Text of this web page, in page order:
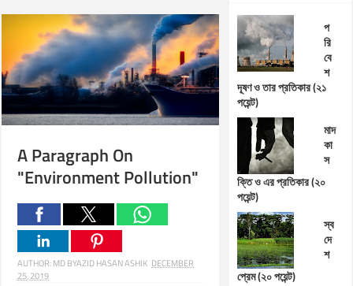
A Paragraph On
"Environment Pollution"
AUTHOR:MD BYAZID HASAN ASHIK DECEMBER
25, 2019
প
রি
বে
শ
দূষণ ও তার প্রতিকার (২১
পয়েন্ট)
মাদ
কা
স
ক্তি ও এর প্রতিকার (২০
পয়েন্ট)
স্ব
দে
শ
প্রেম (২০ পয়েন্ট)